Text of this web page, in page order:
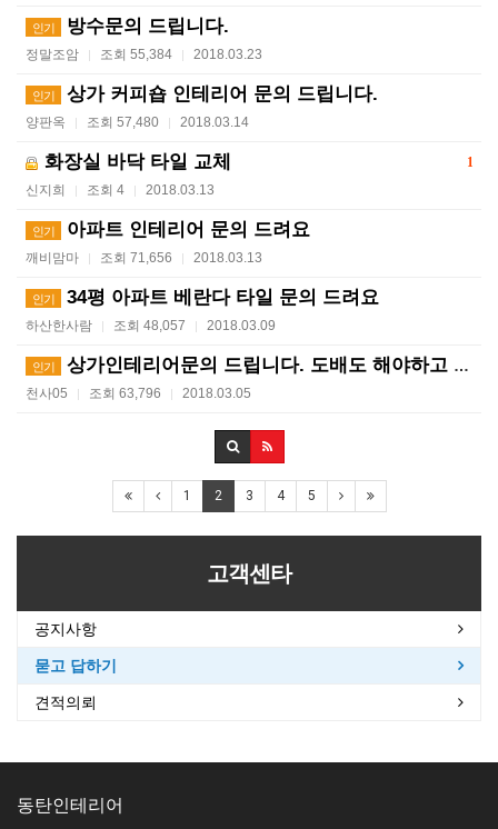
인기 방수문의 드립니다.
정말조암 | 조회 55,384 | 2018.03.23
인기 상가 커피숍 인테리어 문의 드립니다.
양판옥 | 조회 57,480 | 2018.03.14
1
화장실 바닥 타일 교체
신지희 | 조회 4 | 2018.03.13
인기 아파트 인테리어 문의 드려요
깨비맘마 | 조회 71,656 | 2018.03.13
인기 34평 아파트 베란다 타일 문의 드려요
하산한사람 | 조회 48,057 | 2018.03.09
인기 상가인테리어문의 드립니다. 도배도 해야하고 주방 및 페…
천사05 | 조회 63,796 | 2018.03.05
1 2 3 4 5
고객센타
공지사항
묻고 답하기
견적의뢰
동탄인테리어